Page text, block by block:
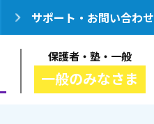
サポート・お問い合わせ
保護者・塾・一般
一般のみなさま